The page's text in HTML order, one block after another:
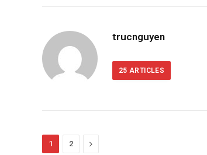
trucnguyen
25 ARTICLES
1 2 Next